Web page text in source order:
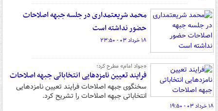
محمد شریعتمداری در جلسه جبهه اصلاحات
حضور نداشته است
۱۸ خرداد ۰۳ - ۲۳:۵۰
«جواد امام» مطرح کرد؛
فرایند تعیین نامزدهایی انتخاباتی جبهه اصلاحات
سخنگوی جبهه اصلاحات فرایند تعیین نامزدهایی
انتخاباتی جبهه اصلاحات را تشریح کرد.
۱۸ خرداد ۰۳ - ۱۹:۵۰